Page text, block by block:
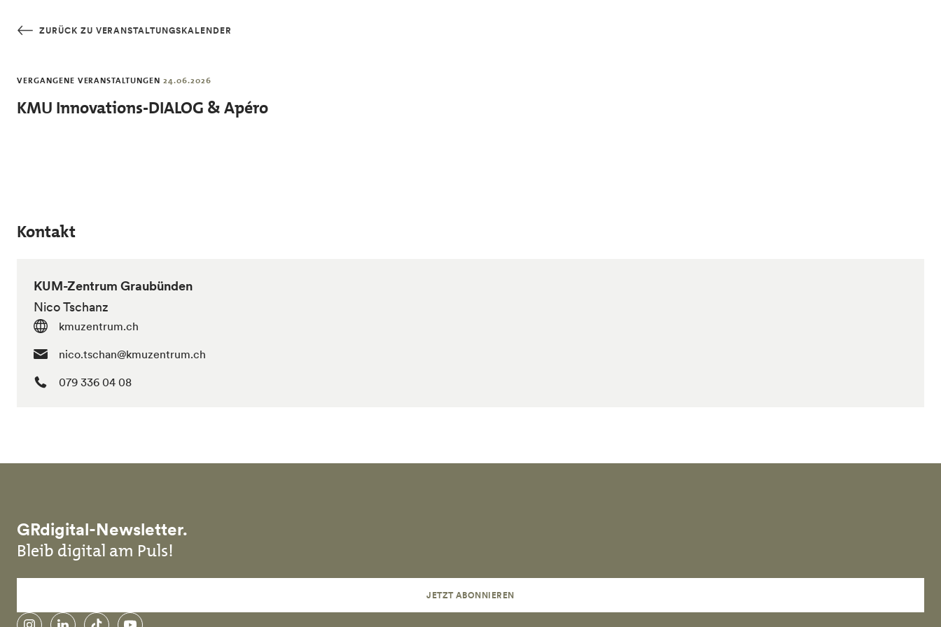
ZURÜCK ZU VERANSTALTUNGSKALENDER
VERGANGENE VERANSTALTUNGEN 24.06.2026
KMU Innovations-DIALOG & Apéro
Kontakt
KUM-Zentrum Graubünden
Nico Tschanz
kmuzentrum.ch
nico.tschan@kmuzentrum.ch
079 336 04 08
GRdigital-Newsletter.
Bleib digital am Puls!
JETZT ABONNIEREN